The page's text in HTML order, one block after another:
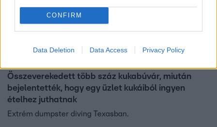
CONFIRM
Data Deletion Data Access Privacy Policy
Összeverekedett több száz kukabúvár, miután
bejelentették, hogy egy üzlet kukáiból ingyen
ételhez juthatnak
Extrém dumpster diving Texasban.